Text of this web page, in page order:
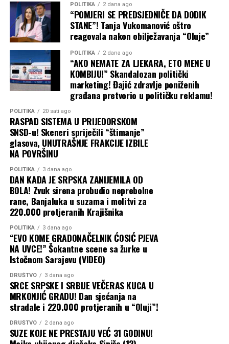
POLITIKA 2 dana ago
“POMJERI SE PREDSJEDNIČE DA DODIK
STANE”! Tanja Vukomanović oštro
reagovala nakon obilježavanja “Oluje”
POLITIKA 2 dana ago
“AKO NEMATE ZA LJEKARA, ETO MENE U
KOMBIJU!” Skandalozan politički
marketing! Đajić zdravlje poniženih
građana pretvorio u političku reklamu!
POLITIKA 20 sati ago
RASPAD SISTEMA U PRIJEDORSKOM
SNSD-u! Skeneri spriječili “štimanje”
glasova, UNUTRAŠNJE FRAKCIJE IZBILE
NA POVRŠINU
POLITIKA 3 dana ago
DAN KADA JE SRPSKA ZANIJEMILA OD
BOLA! Zvuk sirena probudio neprebolne
rane, Banjaluka u suzama i molitvi za
220.000 protjeranih Krajišnika
POLITIKA 3 dana ago
“EVO KOME GRADONAČELNIK ĆOSIĆ PJEVA
NA UVCE!” Šokantne scene sa žurke u
Istočnom Sarajevu (VIDEO)
DRUŠTVO 3 dana ago
SRCE SRPSKE I SRBIJE VEČERAS KUCA U
MRKONJIĆ GRADU! Dan sjećanja na
stradale i 220.000 protjeranih u “Oluji”!
DRUŠTVO 2 dana ago
SUZE KOJE NE PRESTAJU VEĆ 31 GODINU!